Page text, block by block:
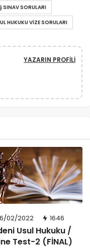
SINAV SORULARI
HUKUKU VIZE SORULARI
YAZARIN PROFILI
02/2022 1646
Usul Hukuku /
Test-2 (FİNAL)